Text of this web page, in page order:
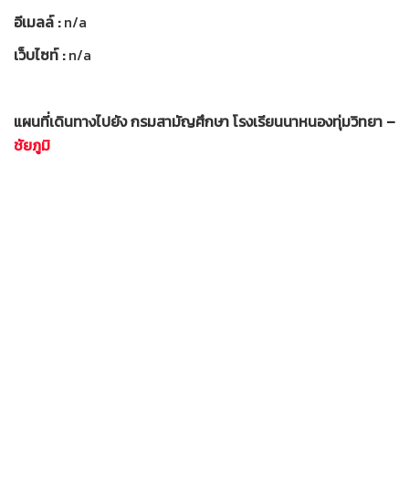
อีเมลล์ :n/a
เว็บไซท์ :n/a
แผนที่เดินทางไปยัง กรมสามัญศึกษา โรงเรียนนาหนองทุ่มวิทยา –
ชัยภูมิ